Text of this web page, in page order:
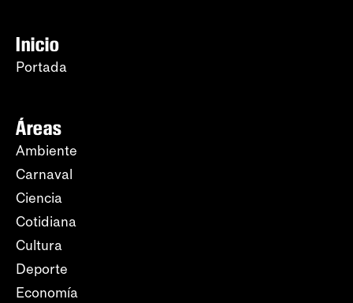
Inicio
Portada
Áreas
Ambiente
Carnaval
Ciencia
Cotidiana
Cultura
Deporte
Economía